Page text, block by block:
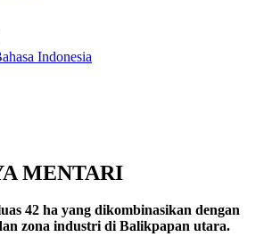
Indonesia
MENTARI
42 ha yang dikombinasikan dengan
zona industri di Balikpapan utara.